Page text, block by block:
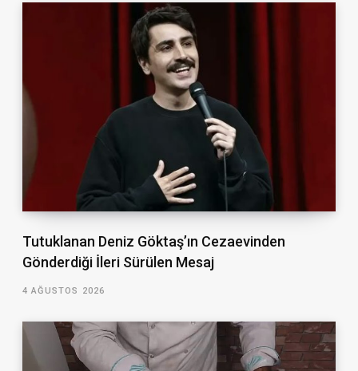
Tutuklanan Deniz Göktaş’ın Cezaevinden
Gönderdiği İleri Sürülen Mesaj
4 AĞUSTOS 2026